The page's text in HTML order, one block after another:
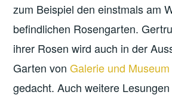
zum Beispiel den einstmals am
befindlichen Rosengarten.
ihrer Rosen wird auch in der
Garten vonGalerie und
gedacht. Auch weitere